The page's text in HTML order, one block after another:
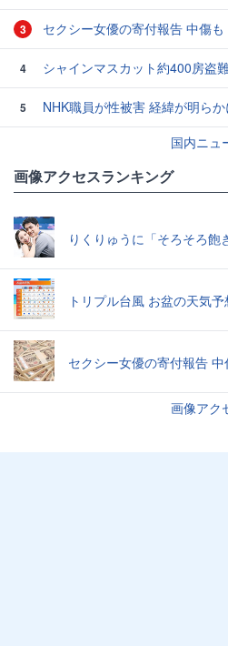
3 セクシー女優の寄付報告 中傷も
4 シャインマスカット約400房盗
5
NHK職員が性被害 経緯が明らか
国内ニュ
画像アクセスランキング
りくりゅうに「そろそろ飽
トリプル台風 お盆の天気予
セクシー女優の寄付報告 中
画像アク